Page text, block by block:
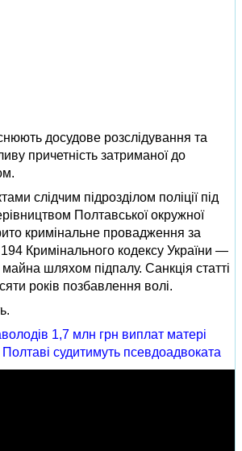
досудове розслідування та
причетність затриманої до
слідчим підрозділом поліції під
Полтавської окружної
кримінальне провадження за
194 Кримінального кодексу України —
шляхом підпалу. Санкція статті
років позбавлення волі.
1,7 млн грн виплат матері
Полтаві судитимуть псевдоадвоката